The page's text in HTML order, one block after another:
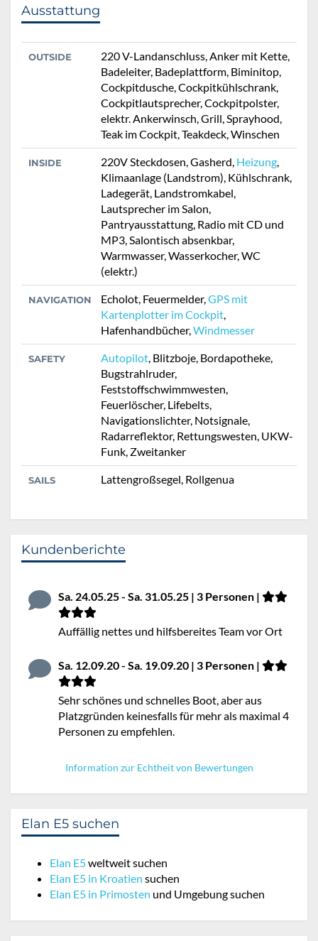
Ausstattung
OUTSIDE
220 V-Landanschluss, Anker mit Kette,
Badeleiter, Badeplattform, Biminitop,
Cockpitdusche, Cockpitkühlschrank,
Cockpitlautsprecher, Cockpitpolster,
elektr. Ankerwinsch, Grill, Sprayhood,
Teak im Cockpit, Teakdeck, Winschen
INSIDE 220V Steckdosen, Gasherd, Heizung,
Klimaanlage (Landstrom), Kühlschrank,
Ladegerät, Landstromkabel,
Lautsprecher im Salon,
Pantryausstattung, Radio mit CD und
MP3, Salontisch absenkbar,
Warmwasser, Wasserkocher, WC
(elektr.)
NAVIGATION Echolot, Feuermelder,GPS mit
Kartenplotter im Cockpit,
Hafenhandbücher,Windmesser
SAFETY Autopilot, Blitzboje, Bordapotheke,
Bugstrahlruder,
Feststoffschwimmwesten,
Feuerlöscher, Lifebelts,
Navigationslichter, Notsignale,
Radarreflektor, Rettungswesten, UKW-
Funk, Zweitanker
SAILS Lattengroßsegel, Rollgenua
Kundenberichte
Sa. 24.05.25 - Sa. 31.05.25 | 3 Personen |
Auffällig nettes und hilfsbereites Team vor Ort
Sa. 12.09.20 - Sa. 19.09.20 | 3 Personen |
Sehr schönes und schnelles Boot, aber aus
Platzgründen keinesfalls für mehr als maximal 4
Personen zu empfehlen.
Information zur Echtheit von Bewertungen
Elan E5 suchen
Elan E5weltweit suchen
Elan E5 in Kroatien suchen
Elan E5 in Primosten und Umgebung suchen